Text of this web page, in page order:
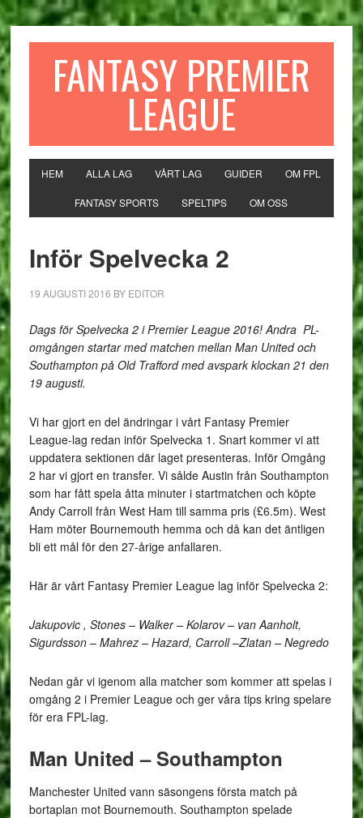
FANTASY PREMIER
LEAGUE
HEM ALLA LAG VÅRT LAG GUIDER OM FPL
FANTASY SPORTS SPELTIPS OM OSS
Inför Spelvecka 2
19 AUGUSTI 2016 BY EDITOR
Dags för Spelvecka 2 i Premier League 2016! Andra PL-
omgången startar med matchen mellan Man United och
Southampton på Old Trafford med avspark klockan 21 den
19 augusti.
Vi har gjort en del ändringar i vårt Fantasy Premier
League-lag redan inför Spelvecka 1. Snart kommer vi att
uppdatera sektionen där laget presenteras. Inför Omgång
2 har vi gjort en transfer. Vi sålde Austin från Southampton
som har fått spela åtta minuter i startmatchen och köpte
Andy Carroll från West Ham till samma pris (£6.5m). West
Ham möter Bournemouth hemma och då kan det äntligen
bli ett mål för den 27-årige anfallaren.
Här är vårt Fantasy Premier League lag inför Spelvecka 2:
Jakupovic , Stones – Walker – Kolarov – van Aanholt,
Sigurdsson – Mahrez – Hazard, Carroll –Zlatan – Negredo
Nedan går vi igenom alla matcher som kommer att spelas i
omgång 2 i Premier League och ger våra tips kring spelare
för era FPL-lag.
Man United – Southampton
Manchester United vann säsongens första match på
bortaplan mot Bournemouth. Southampton spelade